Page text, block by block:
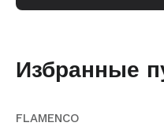
Избранные
FLAMENCO